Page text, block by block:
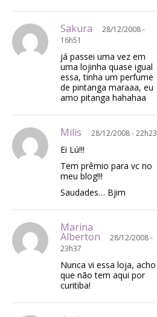
Sakura
28/12/2008 -
16h51
já passei uma vez em
uma lojinha quase igual
essa, tinha um perfume
de pintanga maraaa, eu
amo pitanga hahahaa
Milis 28/12/2008 - 22h23
Ei Lú!!!
Tem prêmio para vc no
meu blog!!!
Saudades… Bjim
Marina
Alberton
28/12/2008 -
23h37
Nunca vi essa loja, acho
que não tem aqui por
curitiba!